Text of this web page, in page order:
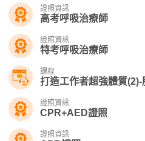
證照資訊
高考呼吸治療師
證照資訊
特考呼吸治療師
課程
打造工作者超強體質
證照資訊
CPR+AED證照
證照資訊